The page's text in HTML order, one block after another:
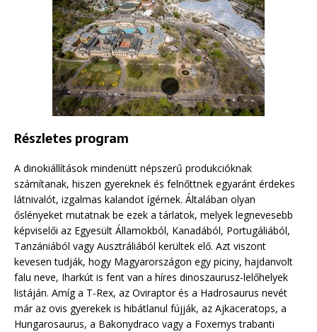
Részletes program
A dinokiállítások mindenütt népszerű produkcióknak
számítanak, hiszen gyereknek és felnőttnek egyaránt érdekes
látnivalót, izgalmas kalandot ígérnek. Általában olyan
őslényeket mutatnak be ezek a tárlatok, melyek legnevesebb
képviselői az Egyesült Államokból, Kanadából, Portugáliából,
Tanzániából vagy Ausztráliából kerültek elő. Azt viszont
kevesen tudják, hogy Magyarországon egy piciny, hajdanvolt
falu neve, Iharkút is fent van a híres dinoszaurusz-lelőhelyek
listáján. Amíg a T-Rex, az Oviraptor és a Hadrosaurus nevét
már az ovis gyerekek is hibátlanul fújják, az Ajkaceratops, a
Hungarosaurus, a Bakonydraco vagy a Foxemys trabanti